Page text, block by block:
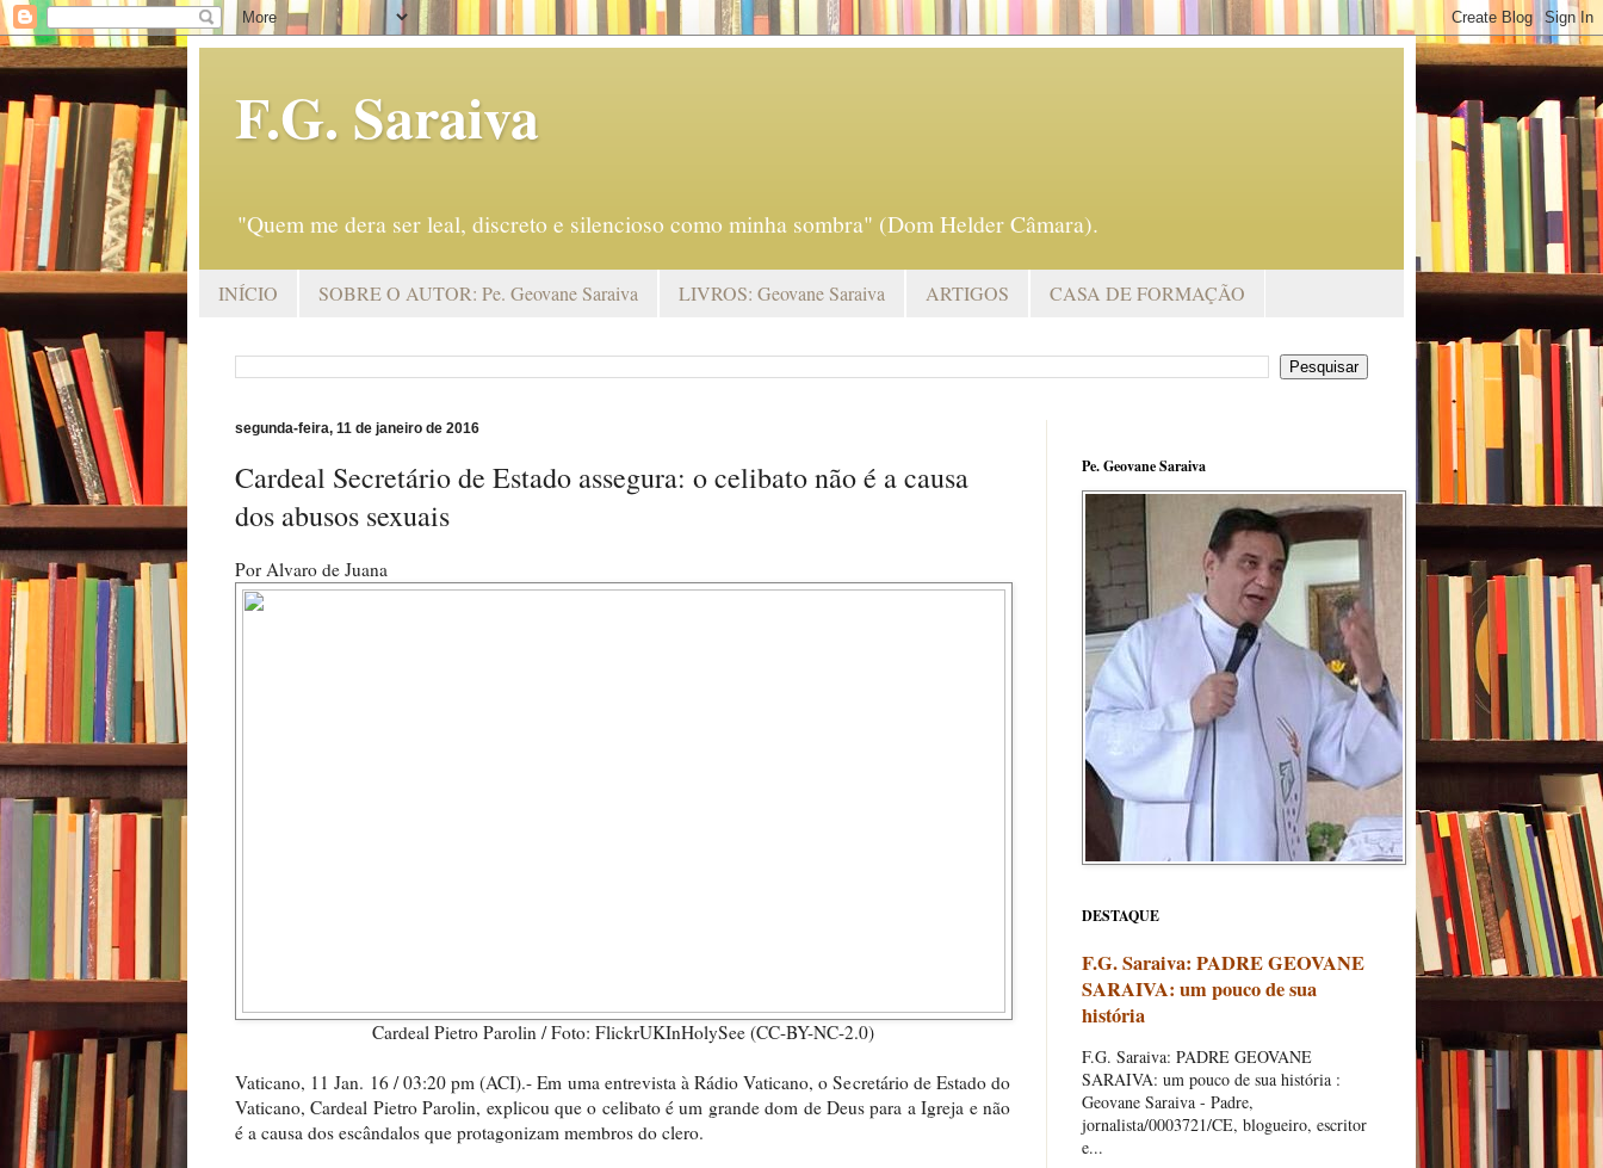
F.G. Saraiva
"Quem me dera ser leal, discreto e silencioso como minha sombra" (Dom Helder Câmara).
INÍCIO SOBRE O AUTOR: Pe. Geovane Saraiva LIVROS: Geovane Saraiva ARTIGOS CASA DE FORMAÇÃO
segunda-feira, 11 de janeiro de 2016
Cardeal Secretário de Estado assegura: o celibato não é a causa
dos abusos sexuais
Por Alvaro de Juana
Cardeal Pietro Parolin / Foto: FlickrUKInHolySee (CC-BY-NC-2.0)
Vaticano, 11 Jan. 16 / 03:20 pm (ACI).- Em uma entrevista à Rádio Vaticano, o Secretário de Estado do
Vaticano, Cardeal Pietro Parolin, explicou que o celibato é um grande dom de Deus para a Igreja e não
é a causa dos escândalos que protagonizam membros do clero.
Pe. Geovane Saraiva
DESTAQUE
F.G. Saraiva: PADRE GEOVANE
SARAIVA: um pouco de sua
história
F.G. Saraiva: PADRE GEOVANE
SARAIVA: um pouco de sua história :
Geovane Saraiva - Padre,
jornalista/0003721/CE, blogueiro, escritor
e...